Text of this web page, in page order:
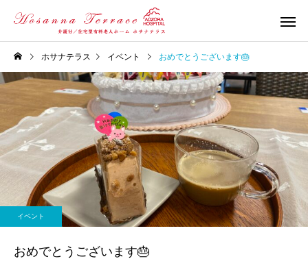
ホサナテラス イベント おめでとうございます🎂
イベント
おめでとうございます🎂